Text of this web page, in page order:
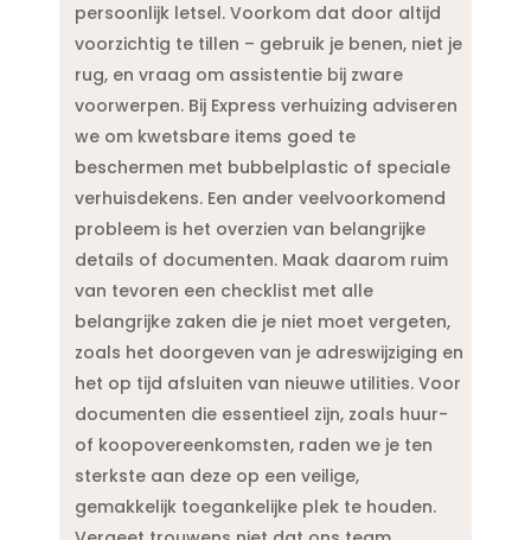
persoonlijk letsel.​ Voorkom dat door altijd
voorzichtig te tillen – gebruik je benen, niet je
rug, en vraag om assistentie bij zware
voorwerpen.​ Bij Express verhuizing adviseren
we om kwetsbare items goed te
beschermen met bubbelplastic of speciale
verhuisdekens.​ Een ander veelvoorkomend
probleem is het overzien van belangrijke
details of documenten.​ Maak daarom ruim
van tevoren een checklist met alle
belangrijke zaken die je niet moet vergeten,
zoals het doorgeven van je adreswijziging en
het op tijd afsluiten van nieuwe utilities.​ Voor
documenten die essentieel zijn, zoals huur-
of koopovereenkomsten, raden we je ten
sterkste aan deze op een veilige,
gemakkelijk toegankelijke plek te houden.​